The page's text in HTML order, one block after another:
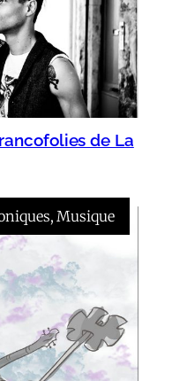
de La
, Musique